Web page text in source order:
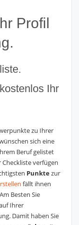
Profil
Ihr
zu Ihrer
sich eine
Beruf gelistet
Checkliste verfügen
Punkte zur
fällt ihnen
Besten Sie
Ihrer
Damit haben Sie